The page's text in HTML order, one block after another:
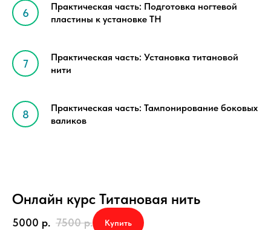
Практическая часть: Подготовка ногтевой
пластины к установке ТН
Практическая часть: Установка титановой
нити
Практическая часть: Тампонирование боковых
валиков
Онлайн курс Титановая нить
5000 р. 7500 р. Купить